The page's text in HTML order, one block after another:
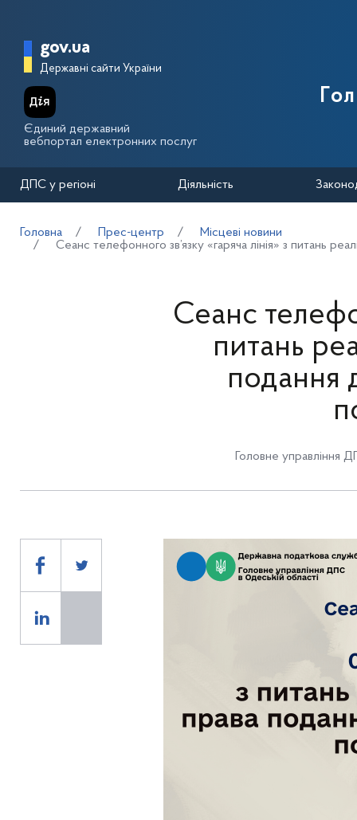
Головна сторінка Державної
gov.ua
Державні сайти України
Єдиний державний
вебпортал електронних послуг
ДПС у регіоні Діяльність
Головна Прес-центр
Місцеві новини
Сеанс телефонного зв’язку «гаряча лінія» з питань
Сеанс
питань
подання
Головне управління